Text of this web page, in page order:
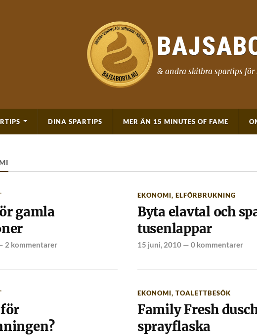
& andra skitbra spartips
DINA SPARTIPS MER ÄN 15 MINUTES OF FAME
gamla
2 kommentarer
EKONOMI, ELFÖRBRUKNING
Byta elavtal och
tusenlappar
15 juni, 2010— 0 kommentarer
EKONOMI, TOALETTBESÖK
Family Fresh
sprayflaska